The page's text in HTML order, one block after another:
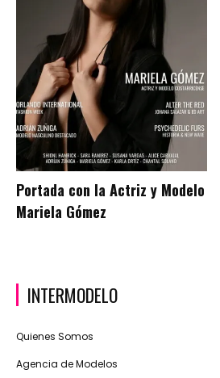
Portada con la Actriz y Modelo
Mariela Gómez
INTERMODELO
Quienes Somos
Agencia de Modelos